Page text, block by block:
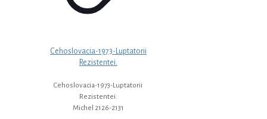
Cehoslovacia-1973-Luptatorii
Rezistentei.
Cehoslovacia-1973-Luptatorii
Rezistentei.
Michel 2126-2131